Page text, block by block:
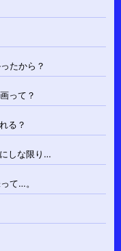
たから？
って？
る？
しな限り…
て…。